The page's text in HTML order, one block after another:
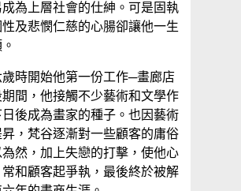
為上層社會的仕紳。可是固執
及悲憫仁慈的心腸卻讓他一生
時開始他第一份工作─畫廊店
期間，他接觸不少藝術和文學作
後成為畫家的種子。也因藝術
，梵谷逐漸對一些顧客的庸俗
為然，加上失戀的打擊，使他心
和顧客起爭執，最後終於被解